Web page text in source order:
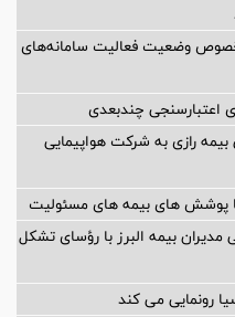
وضعیت فعالیت سامانه‌های
چندبعدی
تومانی بیمه رازی به شرکت هواپیمایی
با پوشش های بیمه های مسئولیت
بیمه البرز با رؤسای تشکل
رونمایی می کند